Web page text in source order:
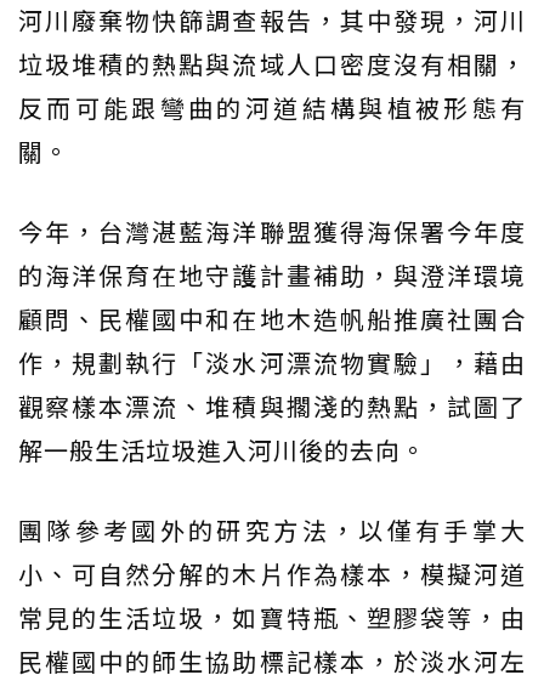
河川廢棄物快篩調查報告，其中發現，河川
垃圾堆積的熱點與流域人口密度沒有相關，
反而可能跟彎曲的河道結構與植被形態有
關。
今年，台灣湛藍海洋聯盟獲得海保署今年度
的海洋保育在地守護計畫補助，與澄洋環境
顧問、民權國中和在地木造帆船推廣社團合
作，規劃執行「淡水河漂流物實驗」，藉由
觀察樣本漂流、堆積與擱淺的熱點，試圖了
解一般生活垃圾進入河川後的去向。
團隊參考國外的研究方法，以僅有手掌大
小、可自然分解的木片作為樣本，模擬河道
常見的生活垃圾，如寶特瓶、塑膠袋等，由
民權國中的師生協助標記樣本，於淡水河左